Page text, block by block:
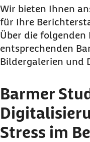
Stress im Beruf
Wie gesund sind
Barmer gibt
Barmer
Barmer Arztreport
Barmer Heil- und
Barmer
Barmer
Barmer Zahnreport
Wir bieten Ihnen
für Ihre
Über die folgenden
entsprechenden
Bildergalerien und
Barmer
Stress im